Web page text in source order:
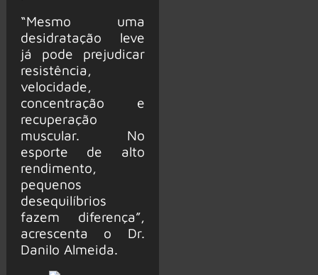
“Mesmo uma
desidratação leve
já pode prejudicar
resistência,
velocidade,
concentração e
recuperação
muscular. No
esporte de alto
rendimento,
pequenos
desequilíbrios
fazem diferença”,
acrescenta o Dr.
Danilo Almeida.